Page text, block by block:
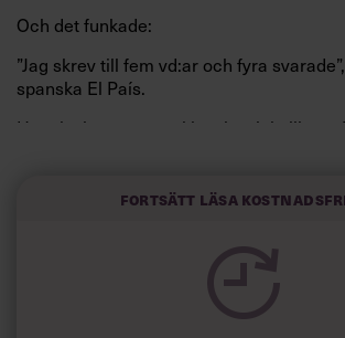
Och det funkade:
”Jag skrev till fem vd:ar och fyra
spanska El País.
Horwitz har nu utvecklat sitt trick till en
kortfattat slarviga vd-stilen.
Fortsätt läsa